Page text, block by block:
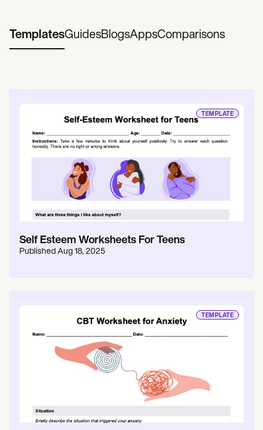
TemplatesGuidesBlogsAppsComparisons
TEMPLATE
Self Esteem Worksheets For Teens
Published Aug 18, 2025
TEMPLATE